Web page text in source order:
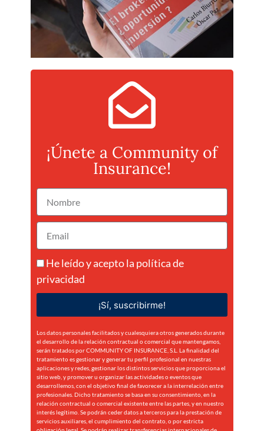
¡Únete a Community of
Insurance!
He leído y acepto la política de
privacidad
¡Sí, suscribirme!
Los datos personales facilitados y cualesquiera otros generados durante
el desarrollo de la relación contractual o comercial que mantengamos,
serán tratados por COMMUNITY OF INSURANCE, S.L. La finalidad del
tratamiento es gestionar y generar tu perfil profesional en nuestras
aplicaciones y redes, gestionar los distintos servicios que proporciona el
sitio web, y promover u organizar las actividades o eventos que
desarrollemos, con el objetivo final de favorecer a la interrelación entre
profesionales. Dicho tratamiento se basa en su consentimiento, en la
relación contractual o comercial existente entre las partes, y en nuestro
interés legítimo. Se podrán ceder datos a terceros para la prestación de
servicios auxiliares, el cumplimiento del contrato, o por estricta